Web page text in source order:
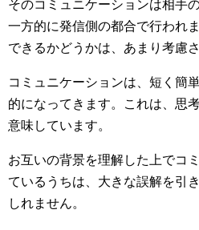
そのコミュニケーションは相手
一方的に発信側の都合で行われ
できるかどうかは、あまり考慮
コミュニケーションは、短く簡
的になってきます。これは、思
意味しています。
お互いの背景を理解した上でコ
ているうちは、大きな誤解を引
しれません。